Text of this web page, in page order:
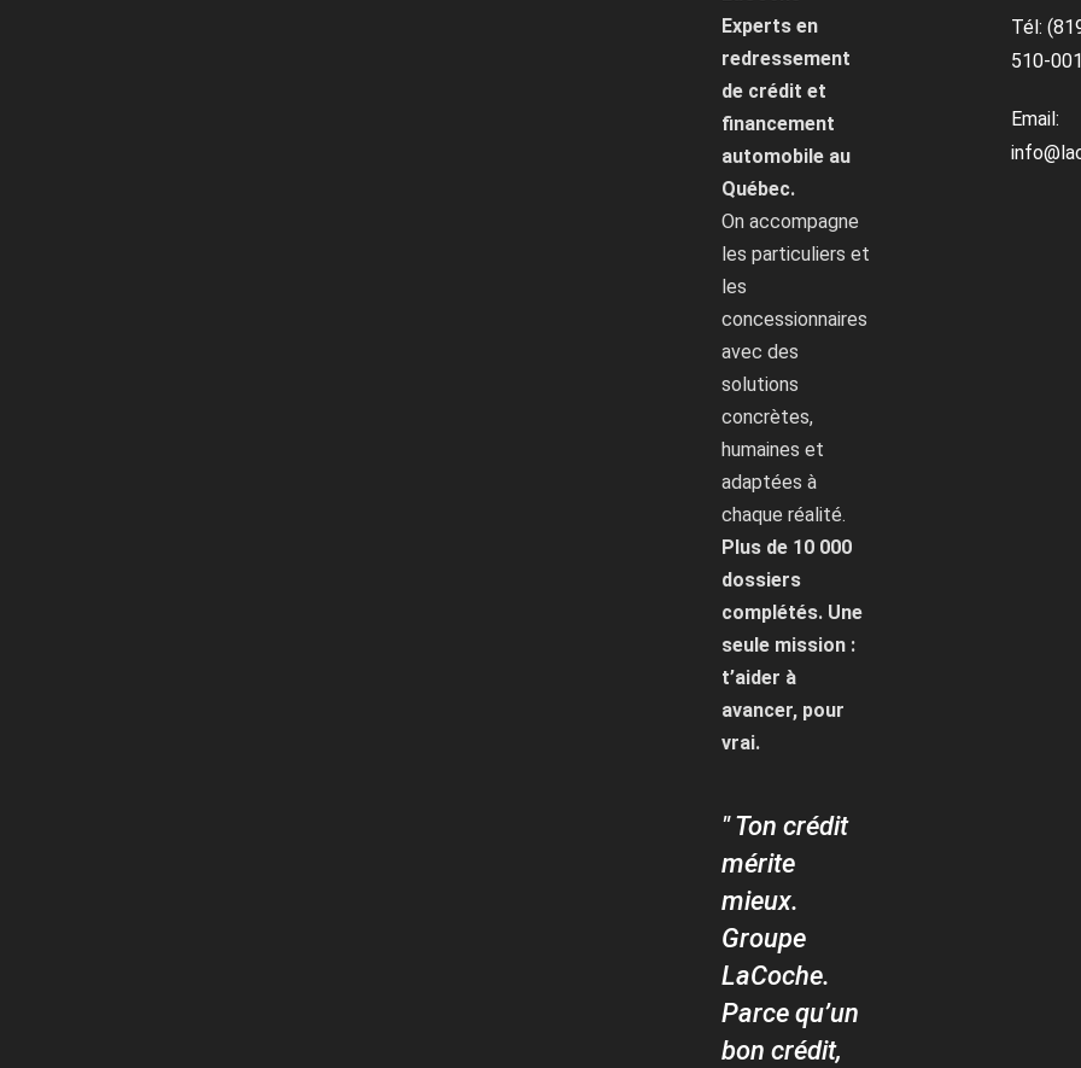
Experts en
redressement
de crédit et
financement
automobile au
Québec.
On accompagne
les particuliers et
les
concessionnaires
avec des
solutions
concrètes,
humaines et
adaptées à
chaque réalité.
Plus de 10 000
dossiers
complétés. Une
seule mission :
t’aider à
avancer, pour
vrai.
" Ton crédit
mérite
mieux.
Groupe
LaCoche.
Parce qu’un
bon crédit,
Tél:
510-
Email: